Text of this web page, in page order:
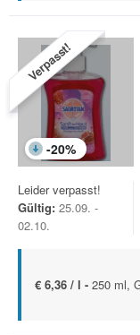
Verpasst!
-20%
Leider verpasst!
Gültig: 25.09. -
02.10.
€ 6,36 / l - 250 ml,